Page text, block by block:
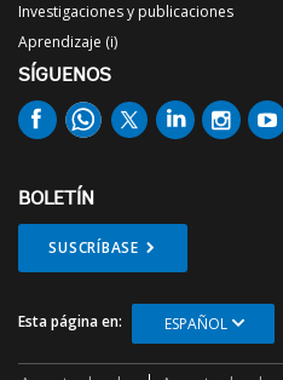
Investigaciones y publicaciones
Aprendizaje (i)
SÍGUENOS
BOLETÍN
SUSCRÍBASE
Esta página en: ESPAÑOL